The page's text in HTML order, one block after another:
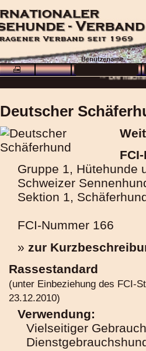
Deutscher
Gruppe 1, Hütehunde
Schweizer
Sektion 1,
FCI-Nummer 166
» zur
Rassestandard
(unter Einbeziehung des FCI-
23.12.2010)
Verwendung:
Vielseitiger
···
··· Die
··· Besuchen Sie